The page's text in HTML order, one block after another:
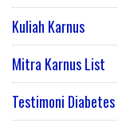
Kuliah Karnus
Mitra Karnus List
Testimoni Diabetes